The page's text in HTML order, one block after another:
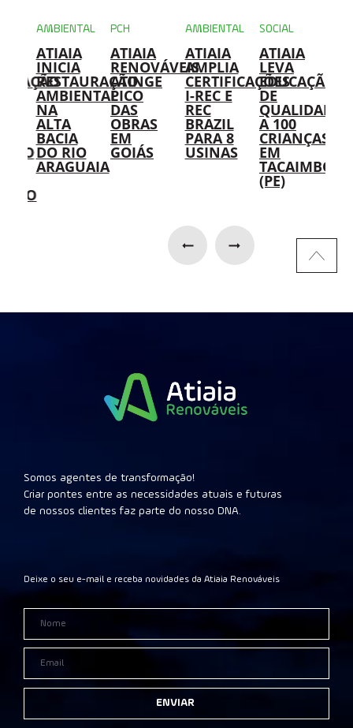
AMBIENTAL
ATIAIA
INICIA
RESTAURAÇÃO
AMBIENTAL
NA
ALTA
BACIA
DO RIO
ARAGUAIA
PCH
ATIAIA
RENOVÁVEIS
ATINGE
PICO
DAS
OBRAS
EM
GOIÁS
AMBIENTAL
ATIAIA
AMPLIA
CERTIFICAÇÕES
I-REC E
REC
BRAZIL
PARA 8
USINAS
SOCIAL
ATIAIA
LEVA
EDUCAÇÃO
DE
QUALIDADE
A 100
CRIANÇAS
EM
TACAIMBÓ
(PE)
Somos agentes de transformação!
Criar pontes entre as necessidades atuais e futuras
de nossos clientes faz parte do nosso DNA.
Deixe o seu e-mail e receba novidades da Atiaia Renováveis
ENVIAR